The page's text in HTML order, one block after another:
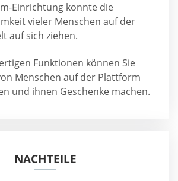
Einrichtung konnte die
vieler Menschen auf der
auf sich ziehen.
Funktionen können Sie
Menschen auf der Plattform
und ihnen Geschenke machen.
NACHTEILE